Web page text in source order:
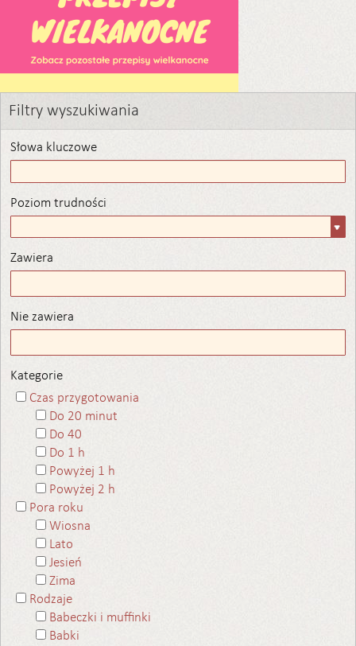
Filtry wyszukiwania
Słowa kluczowe
Poziom trudności
trudności
Zawiera
Nie zawiera
Kategorie
Czas przygotowania
Do 20 minut
Do 40
Do 1 h
Powyżej 1 h
Powyżej 2 h
Pora roku
Wiosna
Lato
Jesień
Zima
Rodzaje
Babeczki i muffinki
Babki